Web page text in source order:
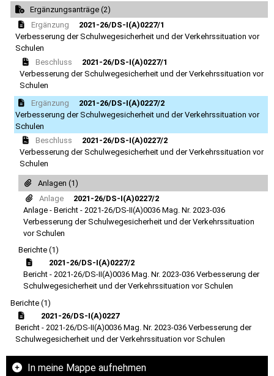
Ergänzungsanträge (2)
Ergänzung
2021-26/DS-I(A)0227/1
Verbesserung der Schulwegesicherheit und der Verkehrssituation vor
Schulen
Beschluss
2021-26/DS-I(A)0227/1
Verbesserung der Schulwegesicherheit und der Verkehrssituation vor
Schulen
Ergänzung
2021-26/DS-I(A)0227/2
Verbesserung der Schulwegesicherheit und der Verkehrssituation vor
Schulen
Beschluss
2021-26/DS-I(A)0227/2
Verbesserung der Schulwegesicherheit und der Verkehrssituation vor
Schulen
Anlagen (1)
Anlage
2021-26/DS-I(A)0227/2
Anlage - Bericht - 2021-26/DS-II(A)0036 Mag. Nr. 2023-036
Verbesserung der Schulwegesicherheit und der Verkehrssituation
vor Schulen
Berichte (1)
2021-26/DS-I(A)0227/2
Bericht - 2021-26/DS-II(A)0036 Mag. Nr. 2023-036 Verbesserung der
Schulwegesicherheit und der Verkehrssituation vor Schulen
Berichte (1)
2021-26/DS-I(A)0227
Bericht - 2021-26/DS-II(A)0036 Mag. Nr. 2023-036 Verbesserung der
Schulwegesicherheit und der Verkehrssituation vor Schulen
In meine Mappe aufnehmen